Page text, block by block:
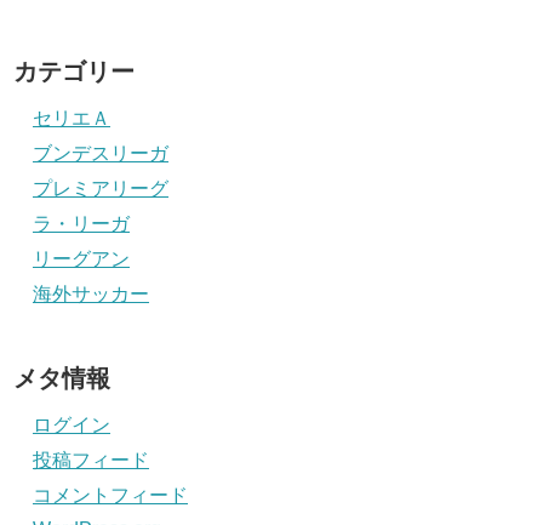
カテゴリー
セリエＡ
ブンデスリーガ
プレミアリーグ
ラ・リーガ
リーグアン
海外サッカー
メタ情報
ログイン
投稿フィード
コメントフィード